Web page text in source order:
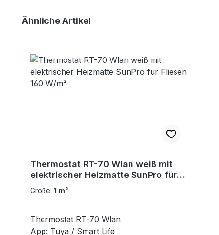
Produktgalerie überspringen
Ähnliche Artikel
Thermostat RT-70 Wlan weiß mit
elektrischer Heizmatte SunPro für
Fliesen 160 W/m²
Größe: 1 m²
Thermostat RT-70 Wlan
App: Tuya / Smart Life